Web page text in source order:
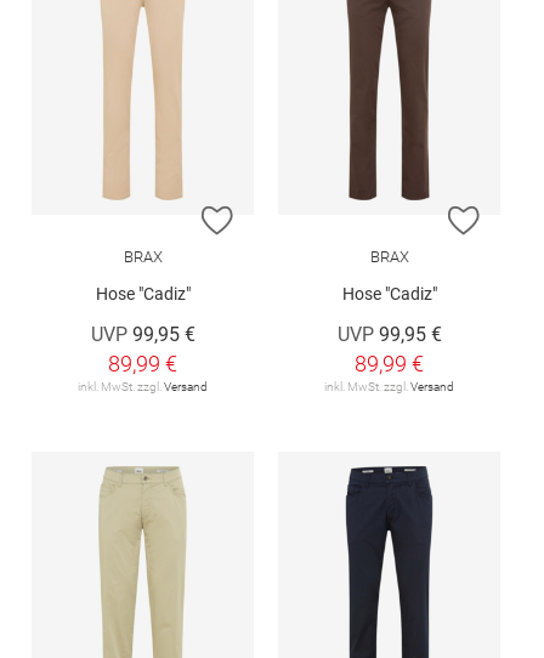
ZUR WUNSCHLISTE HINZUFÜGEN
BRAX
Hose "Cadiz"
UVP 99,95 €
89,99 €
inkl. MwSt. zzgl. Versand
ZUR
BRAX
Hose "Cadiz"
UVP 99,95 €
89,99 €
inkl. MwSt. zzgl. Versand